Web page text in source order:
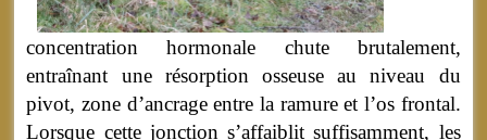
concentration hormonale chute brutalement,
entraînant une résorption osseuse au niveau du
pivot, zone d’ancrage entre la ramure et l’os frontal.
Lorsque cette jonction s’affaiblit suffisamment, les